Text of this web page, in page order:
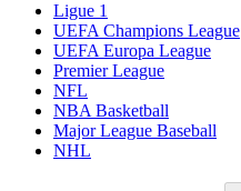
Ligue 1
UEFA Champions League
UEFA Europa League
Premier League
NFL
NBA Basketball
Major League Baseball
NHL